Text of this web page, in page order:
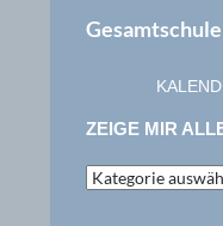
ZEIGE MIR
zeige